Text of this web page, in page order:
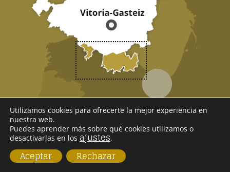
SOMOS
RIOJA ALAVESA
Historia, naturaleza, cultura, vanguardia,
Utilizamos cookies para ofrecerte la mejor experiencia en
nuestra web.
Puedes aprender más sobre qué cookies utilizamos o
desactivarlas en los ajustes.
Aceptar Rechazar